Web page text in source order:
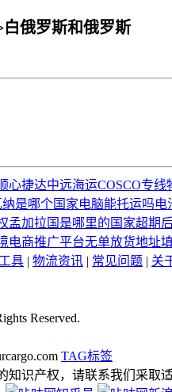
白俄罗斯和俄罗斯
心捷达中远海运COSCO专线
是哪个国家电脑能托运吗电
孟加拉国是哪里的国家超期
电商推广平台无单放货地址
具 | 物流资讯 | 常见问题 | 关
Reserved.
TAG标签
知识产权，请联系我们采取